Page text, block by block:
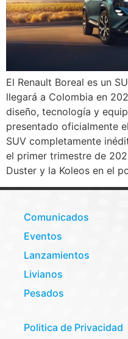
El Renault Boreal es un
llegará a Colombia en
diseño, tecnología y
presentado oficialmente
SUV completamente
el primer trimestre de
Duster y la Koleos en el
Comunicados
Eventos
Lanzamientos
Livianos
Pesados
Politica de Privacidad